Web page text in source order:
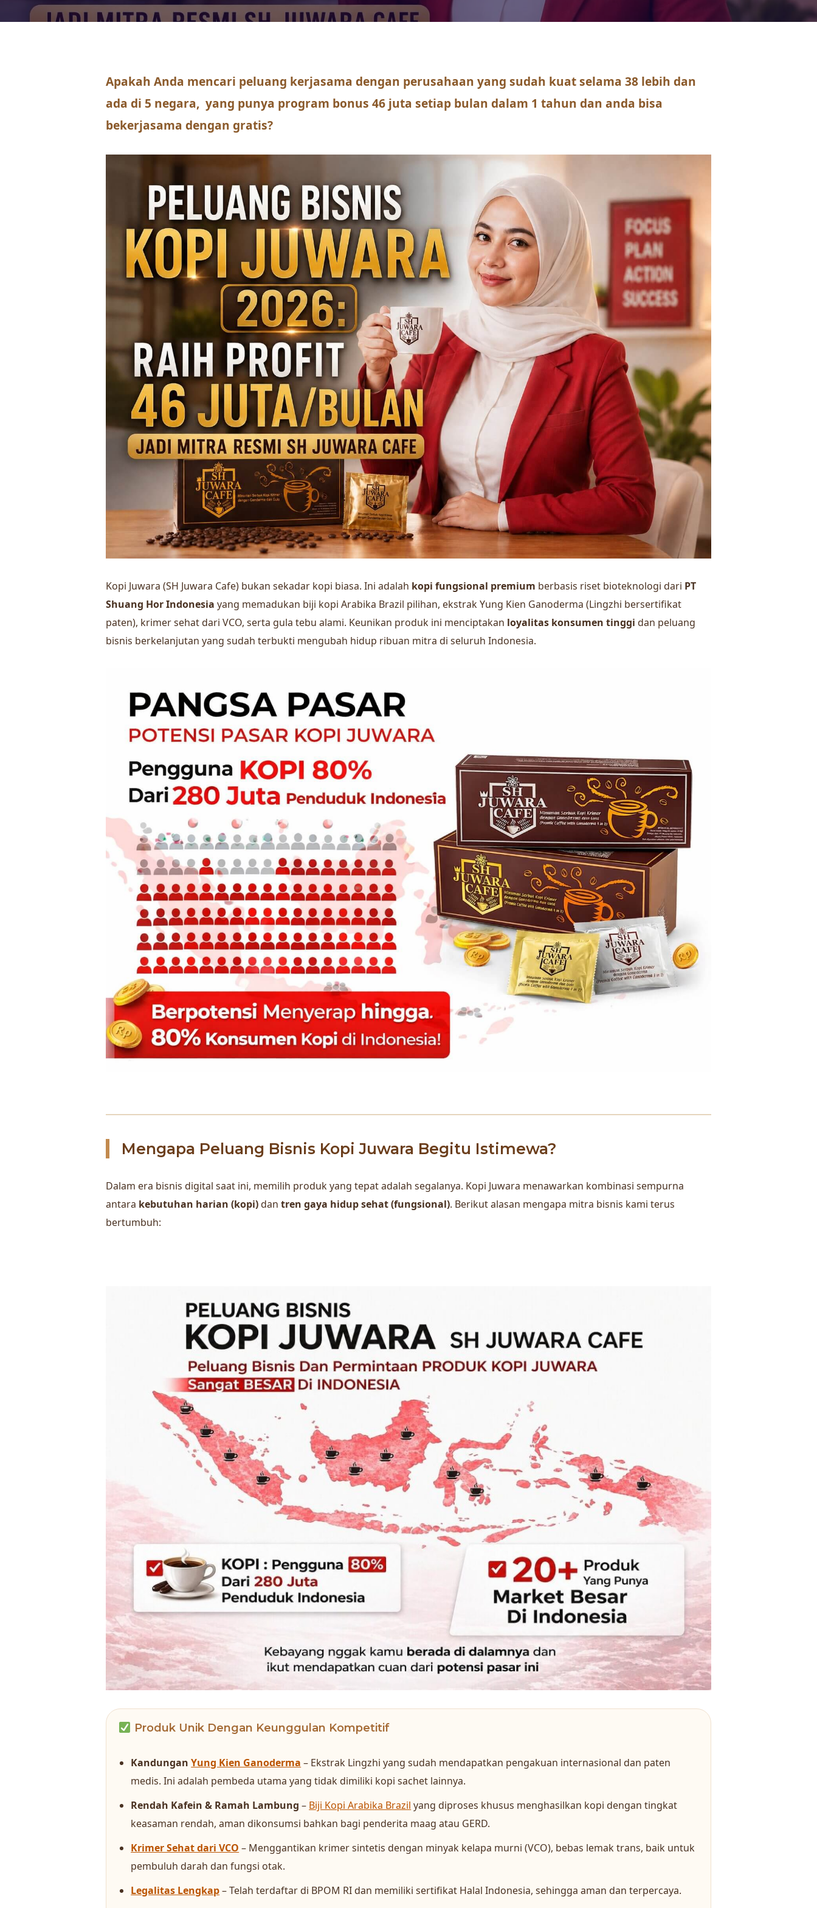
Apakah Anda mencari peluang kerjasama dengan perusahaan yang sudah kuat selama 38 lebih dan
ada di 5 negara, yang punya program bonus 46 juta setiap bulan dalam 1 tahun dan anda bisa
bekerjasama dengan gratis?
Kopi Juwara (SH Juwara Cafe) bukan sekadar kopi biasa. Ini adalah kopi fungsional premium berbasis riset bioteknologi dari PT
Shuang Hor Indonesia yang memadukan biji kopi Arabika Brazil pilihan, ekstrak Yung Kien Ganoderma (Lingzhi bersertifikat
paten), krimer sehat dari VCO, serta gula tebu alami. Keunikan produk ini menciptakan loyalitas konsumen tinggi dan peluang
bisnis berkelanjutan yang sudah terbukti mengubah hidup ribuan mitra di seluruh Indonesia.
Mengapa Peluang Bisnis Kopi Juwara Begitu Istimewa?
Dalam era bisnis digital saat ini, memilih produk yang tepat adalah segalanya. Kopi Juwara menawarkan kombinasi sempurna
antara kebutuhan harian (kopi)dantren gaya hidup sehat (fungsional). Berikut alasan mengapa mitra bisnis kami terus
bertumbuh:
Produk Unik Dengan Keunggulan Kompetitif
KandunganYung Kien Ganoderma – Ekstrak Lingzhi yang sudah mendapatkan pengakuan internasional dan paten
medis. Ini adalah pembeda utama yang tidak dimiliki kopi sachet lainnya.
Rendah Kafein & Ramah Lambung – Biji Kopi Arabika Brazil yang diproses khusus menghasilkan kopi dengan tingkat
keasaman rendah, aman dikonsumsi bahkan bagi penderita maag atau GERD.
Krimer Sehat dari VCO – Menggantikan krimer sintetis dengan minyak kelapa murni (VCO), bebas lemak trans, baik untuk
pembuluh darah dan fungsi otak.
Legalitas Lengkap– Telah terdaftar di BPOM RI dan memiliki sertifikat Halal Indonesia, sehingga aman dan terpercaya.